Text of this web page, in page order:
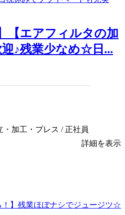
【エアフィルタの加
♪残業少なめ☆日...
・加工・プレス / 正社員
詳細を表示